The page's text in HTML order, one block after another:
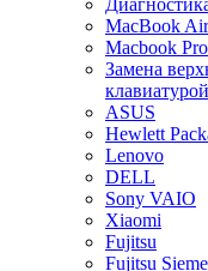
MacBook Air
Macbook Pro
Замена
клавиатурой
ASUS
Hewlett
Lenovo
DELL
Sony VAIO
Xiaomi
Fujitsu
Fujitsu